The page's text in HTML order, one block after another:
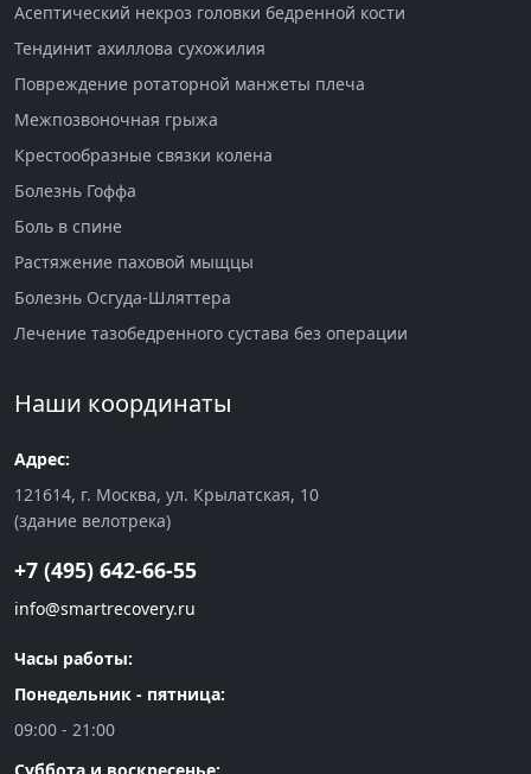
Асептический некроз головки бедренной кости
Тендинит ахиллова сухожилия
Повреждение ротаторной манжеты плеча
Межпозвоночная грыжа
Крестообразные связки колена
Болезнь Гоффа
Боль в спине
Растяжение паховой мыщцы
Болезнь Осгуда-Шляттера
Лечение тазобедренного сустава без операции
Наши координаты
Адрес:
121614, г. Москва, ул. Крылатская, 10
(здание велотрека)
+7 (495) 642-66-55
info@smartrecovery.ru
Часы работы:
Понедельник - пятница:
09:00 - 21:00